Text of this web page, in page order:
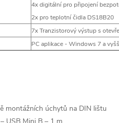
4x digitální pro připojení
2x pro teplotní čidla DS18B20
7x Tranzistorový výstup s
PC aplikace - Windows 7 a
montážních úchytů na DIN lištu